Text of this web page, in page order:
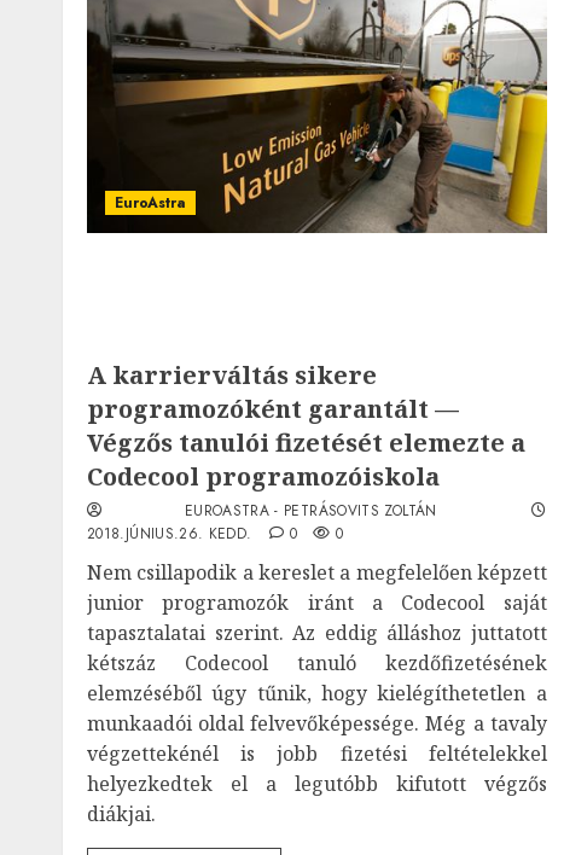
EuroAstra
A karrierváltás sikere
programozóként garantált —
Végzős tanulói fizetését elemezte a
Codecool programozóiskola
EUROASTRA - PETRÁSOVITS ZOLTÁN
2018.JÚNIUS.26. KEDD.
0 0
Nem csillapodik a kereslet a megfelelően képzett
junior programozók iránt a Codecool saját
tapasztalatai szerint. Az eddig álláshoz juttatott
kétszáz Codecool tanuló kezdőfizetésének
elemzéséből úgy tűnik, hogy kielégíthetetlen a
munkaadói oldal felvevőképessége. Még a tavaly
végzettekénél is jobb fizetési feltételekkel
helyezkedtek el a legutóbb kifutott végzős
diákjai.